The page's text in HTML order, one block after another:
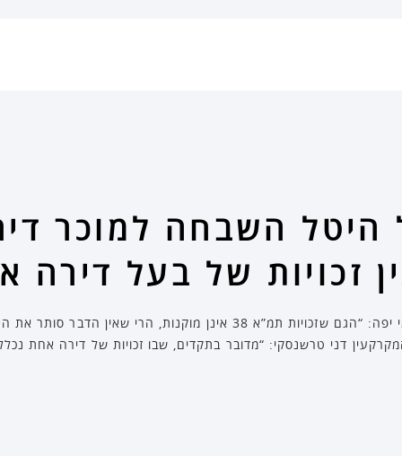
היטל השבחה למוכר
החלטת השמאי המכריע, עו”ד שלומי יפה: “הגם שזכויות תמ”א 38 אינן מוקנות,
דני טרשנסקי: “מדובר בתקדים, שבו זכויות של דירה אחת